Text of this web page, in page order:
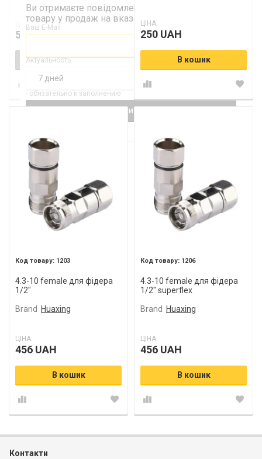
ЦІНА:
592 UAH
Повідомити про наявність
Ви отримаєте повідомлення про надходження
товару у продаж на вказані Вами контакти
Ваш E-Mail
Актуальность
- обязательно к заполнению
ЦІНА:
250 UAH
В кошик
1203
4.3-10 female для фідера
1/2"
Brand Huaxing
ЦІНА:
456 UAH
В кошик
1206
4.3-10 female для фідера
1/2" superflex
Brand Huaxing
ЦІНА:
456 UAH
В кошик
Контакти